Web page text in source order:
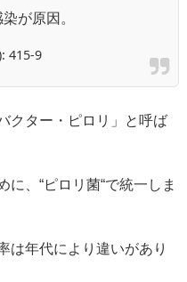
が原因。
415-9
クター・ピロリ」と呼ば
、“ピロリ菌“で統一しま
は年代により違いがあり